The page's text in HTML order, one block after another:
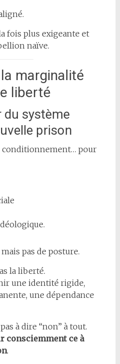
fois plus exigeante et
naïve.
marginalité
liberté
du système
prison
conditionnement… pour
pas de posture.
la liberté.
une identité rigide,
une dépendance
à dire “non” à tout.
consciemment ce à
.